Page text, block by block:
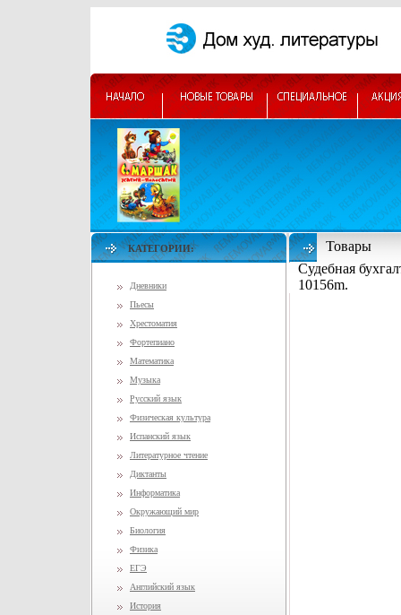
КАТЕГОРИИ:
Дневники
Пьесы
Хрестоматия
Фортепиано
Математика
Музыка
Русский язык
Физическая культура
Испанский язык
Литературное чтение
Диктанты
Информатика
Окружающий мир
Биология
Физика
ЕГЭ
Английский язык
История
Товары
Судебная
10156m.